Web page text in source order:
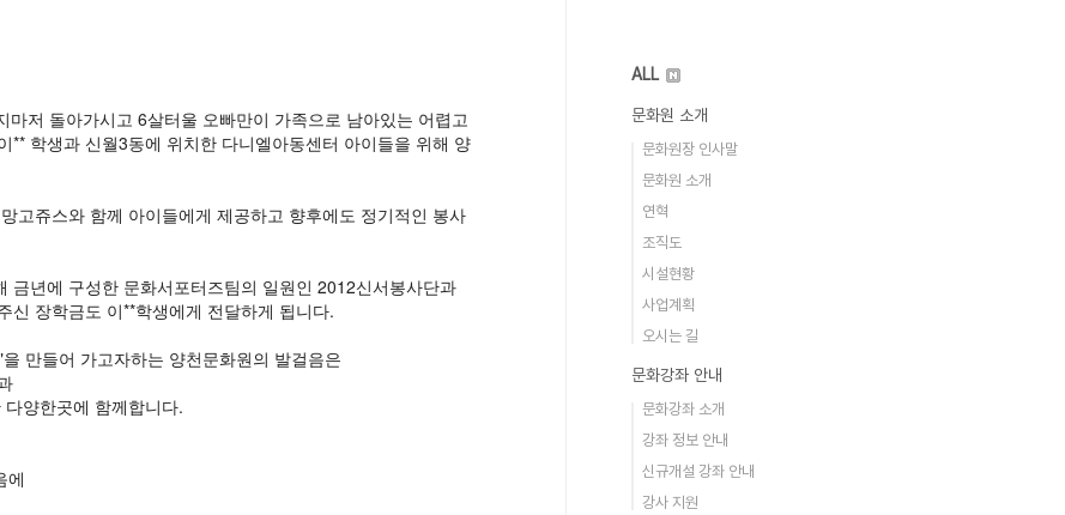
저 돌아가시고 6살터울 오빠만이 가족으로 남아있는 어렵고
** 학생과 신월3동에 위치한 다니엘아동센터 아이들을 위해 양
고쥬스와 함께 아이들에게 제공하고 향후에도 정기적인 봉사
금년에 구성한 문화서포터즈팀의 일원인 2012신서봉사단과
신 장학금도 이**학생에게 전달하게 됩니다.
만들어 가고자하는 양천문화원의 발걸음은
양한곳에 함께합니다.
에
ALL
문화원 소개
문화원장 인사말
문화원 소개
연혁
조직도
시설현황
사업계획
오시는 길
문화강좌 안내
문화강좌 소개
강좌 정보 안내
신규개설 강좌 안내
강사 지원